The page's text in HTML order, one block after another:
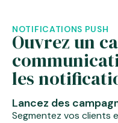
NOTIFICATIONS PUSH
Ouvrez un
les
Lancez des
Segmentez vos clients